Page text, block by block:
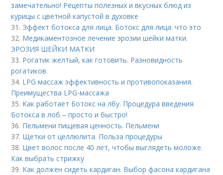
замечательно! Рецепты полезных и вкусных блюд из
курицы с цветной капустой в духовке
31. Эффект ботокса для лица. Ботокс для лица: что это
32. Медикаментозное лечение эрозии шейки матки.
ЭРОЗИЯ ШЕЙКИ МАТКИ
33. Рогатик желтый, как готовить. Разновидность
рогатиков
34. LPG массаж эффективность и противопоказания.
Преимущества LPG-массажа
35. Как работает Ботокс на лбу. Процедура введения
Ботокса в лоб – просто и быстро!
36. Пельмени пищевая ценность. Пельмени
37. Щетки от целлюлита. Польза процедуры
38. Цвет волос после 40 лет, чтобы выглядеть моложе.
Как выбрать стрижку
39. Как должен сидеть кардиган. Выбор фасона кардигана